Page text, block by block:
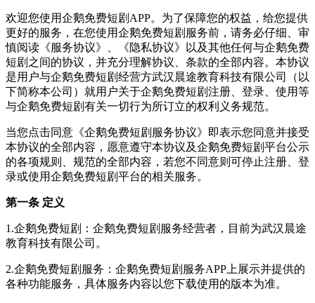
欢迎您使用企鹅免费短剧APP。为了保障您的权益，给您提供
更好的服务，在您使用企鹅免费短剧服务前，请务必仔细、审
慎阅读《服务协议》、《隐私协议》以及其他任何与企鹅免费
短剧之间的协议，并充分理解协议、条款的全部内容。本协议
是用户与企鹅免费短剧经营方武汉晨途教育科技有限公司（以
下简称本公司）就用户关于企鹅免费短剧注册、登录、使用等
与企鹅免费短剧有关一切行为所订立的权利义务规范。
当您点击同意《企鹅免费短剧服务协议》即表示您同意并接受
本协议的全部内容，愿意遵守本协议及企鹅免费短剧平台公示
的各项规则、规范的全部内容，若您不同意则可停止注册、登
录或使用企鹅免费短剧平台的相关服务。
第一条 定义
1.企鹅免费短剧：企鹅免费短剧服务经营者，目前为武汉晨途
教育科技有限公司。
2.企鹅免费短剧服务：企鹅免费短剧服务APP上展示并提供的
各种功能服务，具体服务内容以您下载使用的版本为准。